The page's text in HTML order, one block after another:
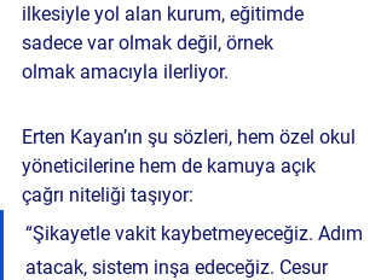
ilkesiyle yol alan kurum, eğitimde
sadece var olmak değil, örnek
olmak amacıyla ilerliyor.
Erten Kayan’ın şu sözleri, hem özel okul
yöneticilerine hem de kamuya açık
çağrı niteliği taşıyor:
“Şikayetle vakit kaybetmeyeceğiz. Adım
atacak, sistem inşa edeceğiz. Cesur